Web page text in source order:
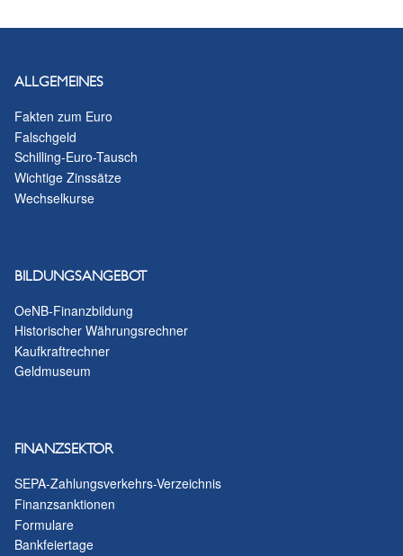
ALLGEMEINES
Fakten zum Euro
Falschgeld
Schilling-Euro-Tausch
Wichtige Zinssätze
Wechselkurse
BILDUNGSANGEBOT
OeNB-Finanzbildung
Historischer Währungsrechner
Kaufkraftrechner
Geldmuseum
FINANZSEKTOR
SEPA-Zahlungsverkehrs-Verzeichnis
Finanzsanktionen
Formulare
Bankfeiertage